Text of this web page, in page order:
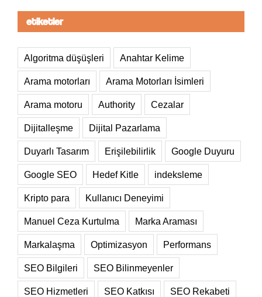
etiketler
Algoritma düşüşleri Anahtar Kelime
Arama motorları Arama Motorları İsimleri
Arama motoru Authority Cezalar
Dijitalleşme Dijital Pazarlama
Duyarlı Tasarım Erişilebilirlik Google Duyuru
Google SEO Hedef Kitle indeksleme
Kripto para Kullanıcı Deneyimi
Manuel Ceza Kurtulma Marka Araması
Markalaşma Optimizasyon Performans
SEO Bilgileri SEO Bilinmeyenler
SEO Hizmetleri SEO Katkısı SEO Rekabeti